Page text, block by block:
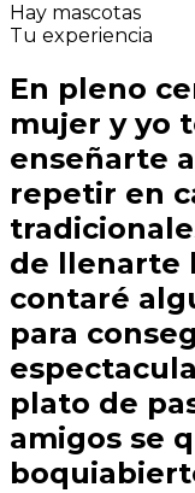
Hay mascotas
Tu experiencia
En pleno
mujer y yo
enseñarte
repetir en
de llenarte
contaré
para
plato de
amigos se